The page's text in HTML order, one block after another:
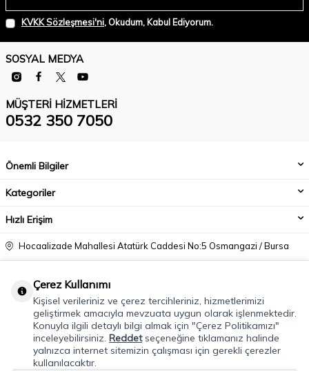
KVKK Sözleşmesi'ni, Okudum, Kabul Ediyorum.
SOSYAL MEDYA
MÜŞTERI HIZMETLERI
0532 350 7050
Önemli Bilgiler
Kategoriler
Hızlı Erişim
Hocaalizade Mahallesi Atatürk Caddesi No:5 Osmangazi / Bursa
info@modacadiri.com
Çerez Kullanımı
Kişisel verileriniz ve çerez tercihleriniz, hizmetlerimizi
geliştirmek amacıyla mevzuata uygun olarak işlenmektedir.
Konuyla ilgili detaylı bilgi almak için "Çerez Politikamızı"
inceleyebilirsiniz. Reddetseçeneğine tıklamanız halinde
yalnızca internet sitemizin çalışması için gerekli çerezler
kullanılacaktır.